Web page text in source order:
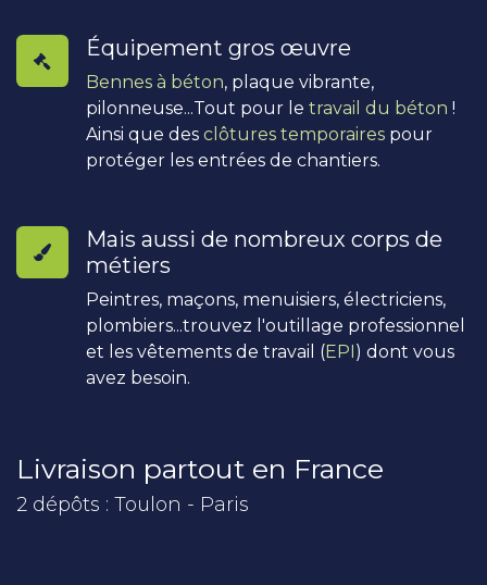
Équipement gros œuvre
Bennes à béton, plaque vibrante,
pilonneuse...Tout pour le travail du béton !
Ainsi que des clôtures temporaires pour
protéger les entrées de chantiers.
Mais aussi de nombreux corps de
métiers
Peintres, maçons, menuisiers, électriciens,
plombiers...trouvez l'outillage professionnel
et les vêtements de travail (EPI) dont vous
avez besoin.
Livraison partout en France
2 dépôts : Toulon - Paris